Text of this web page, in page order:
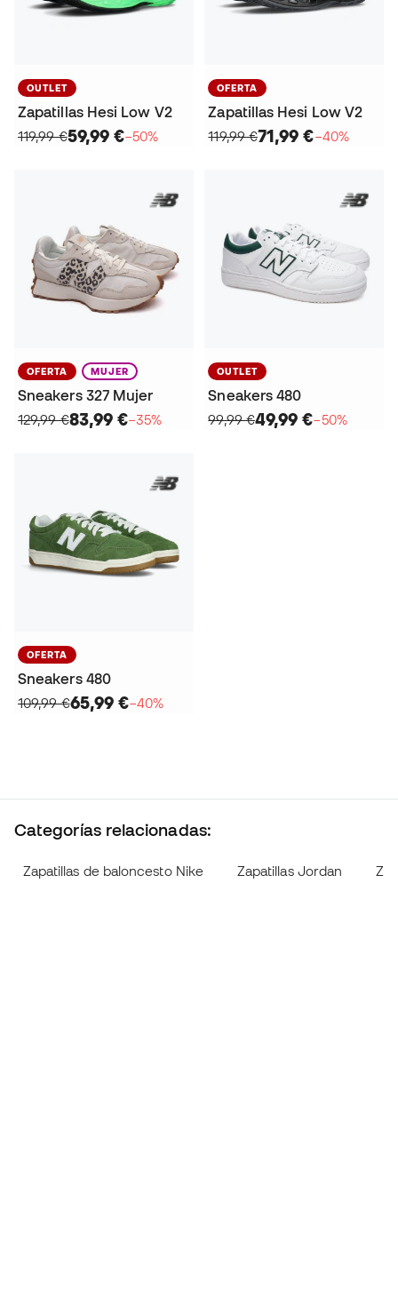
OUTLET
Zapatillas Hesi Low V2
119,99 €59,99 €−50%
OFERTA
Zapatillas Hesi Low V2
119,99 €71,99 €−40%
OFERTA MUJER
Sneakers 327 Mujer
129,99 €83,99 €−35%
OUTLET
Sneakers 480
99,99 €49,99 €−50%
OFERTA
Sneakers 480
109,99 €65,99 €−40%
Categorías relacionadas:
Zapatillas de baloncesto Nike Zapatillas Jordan